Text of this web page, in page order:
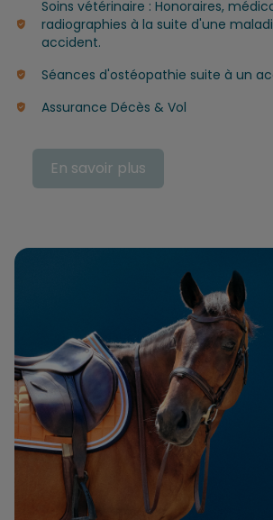
Soins vétérinaire : Honoraires,
radiographies à la suite d'une
accident.
Séances d'ostéopathie suite à un
Assurance Décès & Vol
En savoir plus